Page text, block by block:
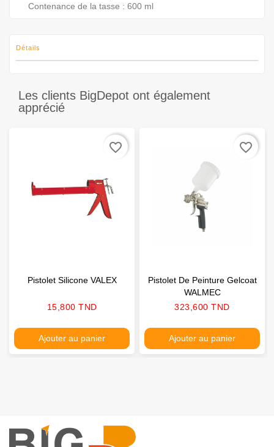
Contenance de la tasse : 600 ml
Détails
Les clients BigDepot ont également
apprécié
Pistolet Silicone VALEX
Prix
15,800 TND
Ajouter au panier
favorite_border
Pistolet De Peinture Gelcoat
WALMEC
Prix
323,600 TND
Ajouter au panier
favorite_border